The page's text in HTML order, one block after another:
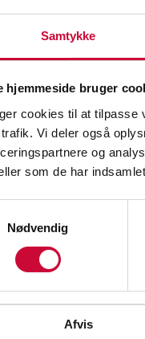
Samtykke
hjemmeside bruger
cookies til at tilpasse
Vi deler også
og
som de har
Nødvendig
Afvis